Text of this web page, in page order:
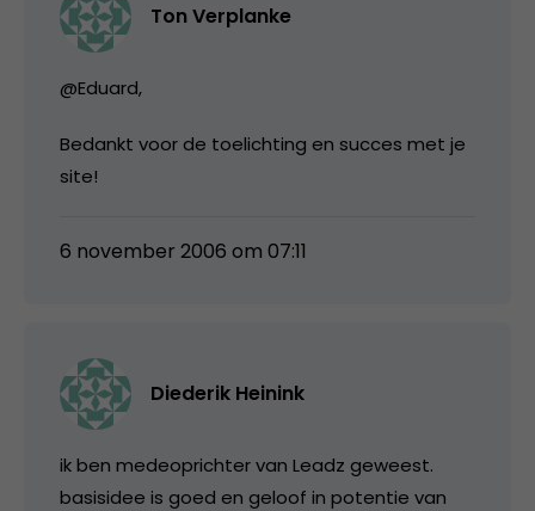
Ton Verplanke
@Eduard,
Bedankt voor de toelichting en succes met je
site!
6 november 2006 om 07:11
Diederik Heinink
ik ben medeoprichter van Leadz geweest.
basisidee is goed en geloof in potentie van